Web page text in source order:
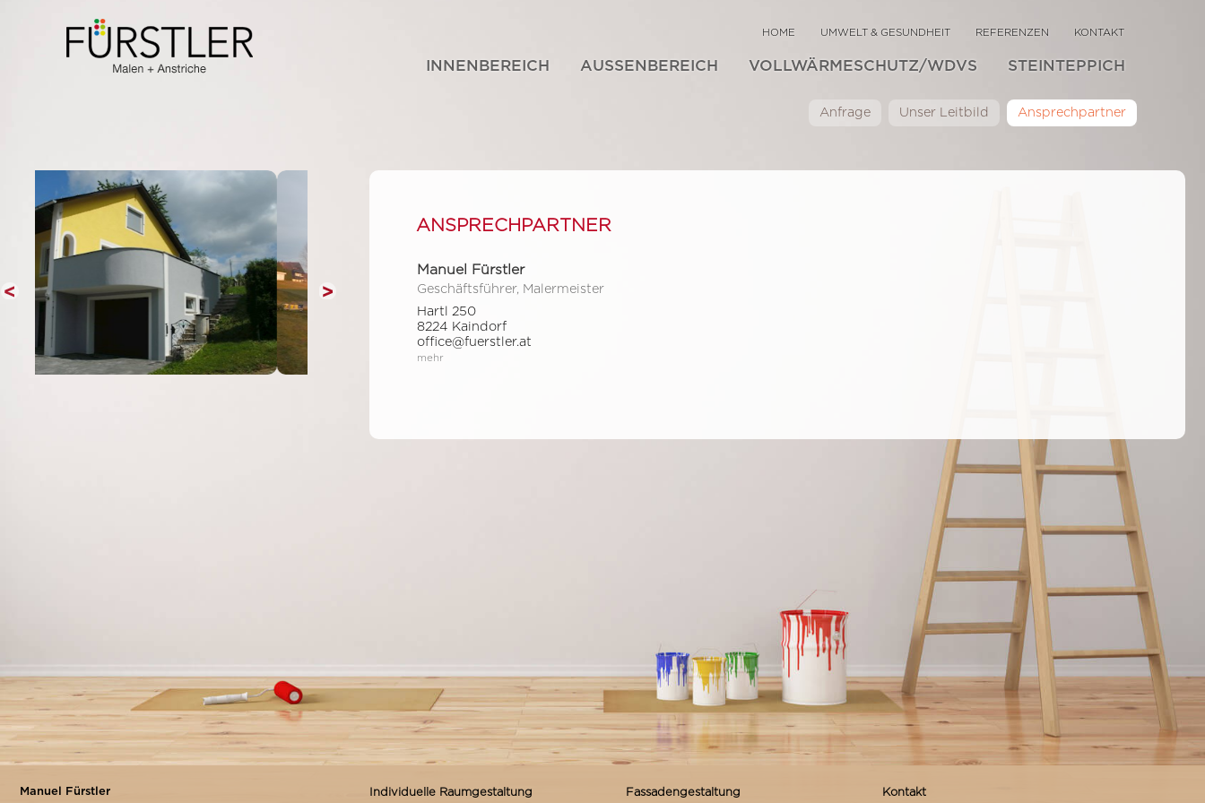
HOME UMWELT & GESUNDHEIT REFERENZEN KONTAKT
INNENBEREICH AUSSENBEREICH VOLLWÄRMESCHUTZ/WDVS STEINTEPPICH
Anfrage Unser Leitbild Ansprechpartner
INNENBEREICH
VERSPACHTELUNG
LASURTECHNIKEN
INNENRAUMGESTALTUNG
BRANDSCHUTZBESCHICHTUNG
STEINTEPPICH
UMWELT & GESUNDHEIT
ANSPRECHPARTNER
Manuel Fürstler
Geschäftsführer, Malermeister
Hartl 250
8224 Kaindorf
office@fuerstler.at
mehr
Manuel Fürstler Individuelle Raumgestaltung Fassadengestaltung Kontakt